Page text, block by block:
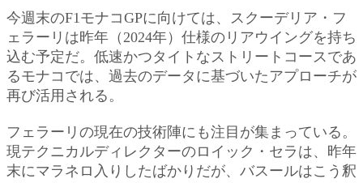
今週末のF1モナコGPに向けては、スクーデリア・フ
ェラーリは昨年（2024年）仕様のリアウイングを持ち
込む予定だ。低速かつタイトなストリートコースであ
るモナコでは、過去のデータに基づいたアプローチが
再び活用される。
フェラーリの現在の技術陣にも注目が集まっている。
現テクニカルディレクターのロイック・セラは、昨年
末にマラネロ入りしたばかりだが、バスールはこう釈